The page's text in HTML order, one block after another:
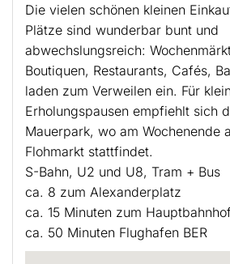
Die vielen schönen kleinen
Plätze sind wunderbar bunt und
abwechslungsreich:
Boutiquen, Restaurants, Cafés,
laden zum Verweilen ein. Für
Erholungspausen empfiehlt sich
Mauerpark, wo am Wochenende
Flohmarkt stattfindet.
S-Bahn, U2 und U8, Tram + Bus
ca. 8 zum Alexanderplatz
ca. 15 Minuten zum
ca. 50 Minuten Flughafen BER